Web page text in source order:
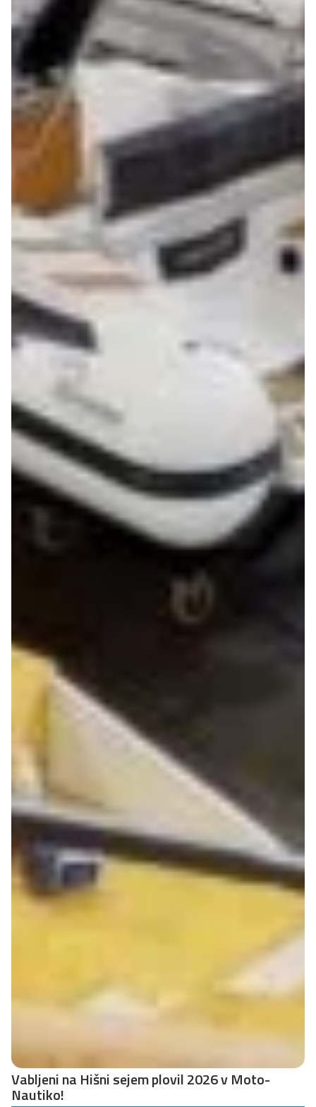
Vabljeni na Hišni sejem plovil 2026 v Moto-
Nautiko!